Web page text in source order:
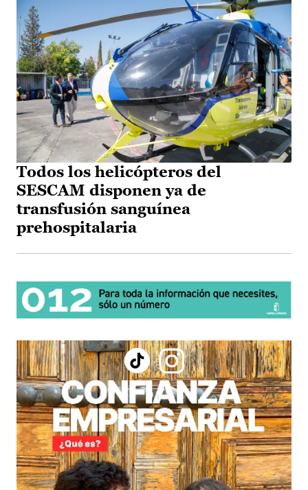
Todos los helicópteros del
SESCAM disponen ya de
transfusión sanguínea
prehospitalaria